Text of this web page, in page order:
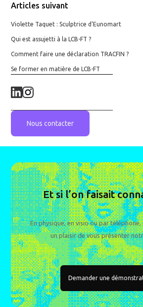
Articles suivant
Violette Taquet : Sculptrice d’Eunomart
Qui est assujetti à la LCB-FT ?
Comment faire une déclaration TRACFIN ?
Se former en matière de LCB-FT
Nous contacter
Et si l’on faisait
En physique, en visio ou par
un plaisir de vous présenter
Demander une